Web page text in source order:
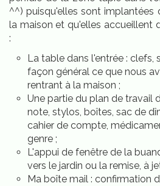
^^) puisqu'elles sont implantées
la maison et qu'elles accueillent
:
La table dans l'entrée : clefs,
façon général ce que nous
rentrant à la maison ;
Une partie du plan de travail
note, stylos, boîtes, sac de
cahier de compte,
genre ;
L'appui de fenêtre de la
vers le jardin ou la remise, à
Ma boîte mail : confirmation